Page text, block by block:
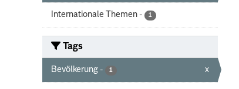
Internationale Themen - 1
Tags
Bevölkerung - 1 x